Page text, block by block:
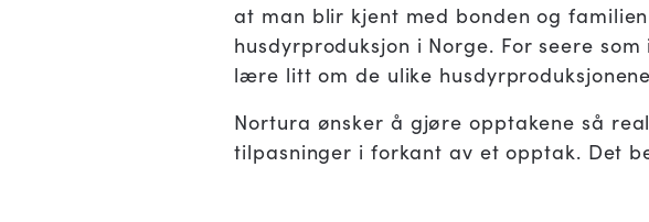
at man blir kjent med bonden og
husdyrproduksjon i Norge. For seere
lære litt om de ulike
Nortura ønsker å gjøre opptakene så
tilpasninger i forkant av et opptak. Det